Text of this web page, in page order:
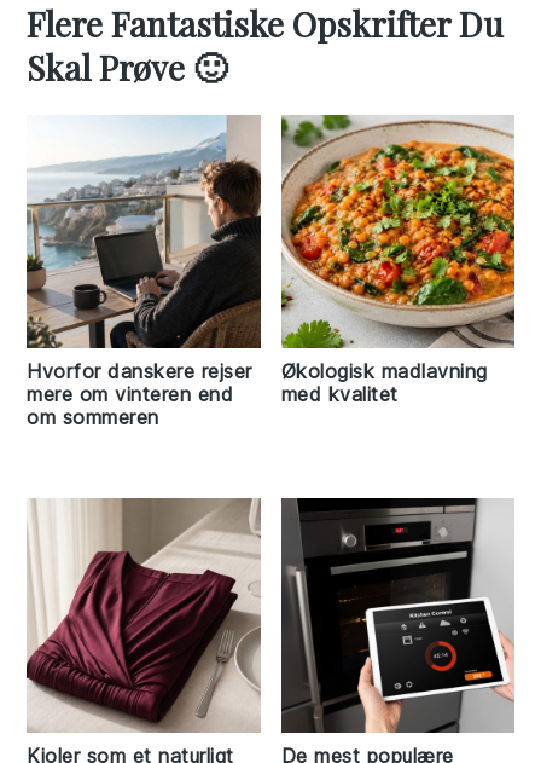
Flere Fantastiske Opskrifter Du
Skal Prøve 🙂
Hvorfor danskere rejser
mere om vinteren end
om sommeren
Økologisk madlavning
med kvalitet
Kjoler som et naturligt
De mest populære